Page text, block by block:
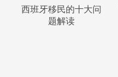
西班牙移民的十大问
题解读